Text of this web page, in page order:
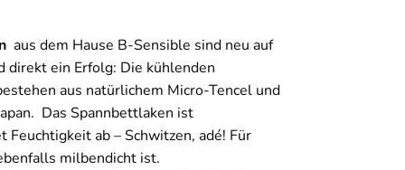
aus dem Hause B-Sensible sind neu auf
direkt ein Erfolg: Die kühlenden
aus natürlichem Micro-Tencel und
Das Spannbettlaken ist
ab – Schwitzen, adé! Für
milbendicht ist.